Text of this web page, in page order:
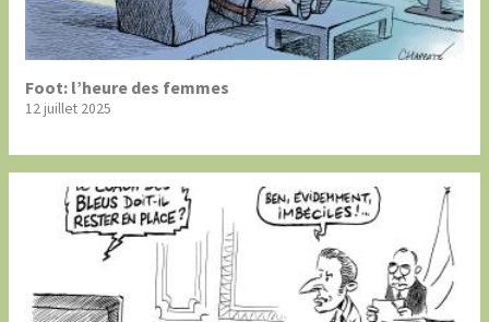
Foot: l’heure des femmes
12 juillet 2025